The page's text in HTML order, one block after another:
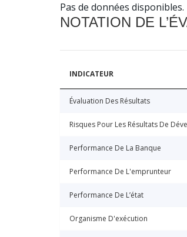
Pas de données disponibles.
NOTATION DE
INDICATEUR
Évaluation Des Résultats
Risques Pour Les Résultats De
Performance De La Banque
Performance De L'emprunteur
Performance De L’état
Organisme D'exécution